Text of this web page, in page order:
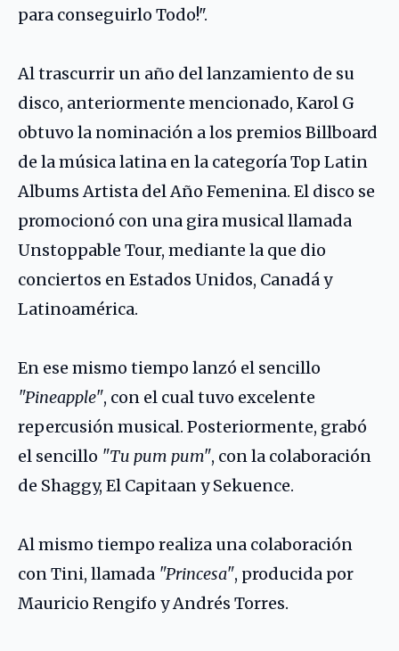
para conseguirlo Todo!".
Al trascurrir un año del lanzamiento de su
disco, anteriormente mencionado, Karol G
obtuvo la nominación a los premios Billboard
de la música latina en la categoría Top Latin
Albums Artista del Año Femenina. El disco se
promocionó con una gira musical llamada
Unstoppable Tour, mediante la que dio
conciertos en Estados Unidos, Canadá y
Latinoamérica.
En ese mismo tiempo lanzó el sencillo
"Pineapple", con el cual tuvo excelente
repercusión musical. Posteriormente, grabó
el sencillo "Tu pum pum", con la colaboración
de Shaggy, El Capitaan y Sekuence.
Al mismo tiempo realiza una colaboración
conTini, llamada "Princesa", producida por
Mauricio Rengifo y Andrés Torres.